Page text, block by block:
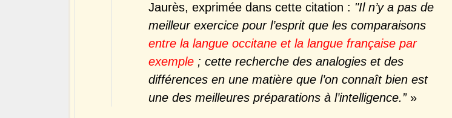
Jaurès, exprimée dans cette citation : "Il n’y a pas de
meilleur exercice pour l’esprit que les comparaisons
entre la langue occitane et la langue française par
exemple ; cette recherche des analogies et des
différences en une matière que l’on connaît bien est
une des meilleures préparations à l’intelligence.”»